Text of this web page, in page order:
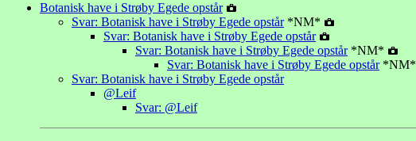
Botanisk have i Strøby Egede opstår
Svar: Botanisk have i Strøby Egede opstår*NM*
Svar: Botanisk have i Strøby Egede opstår
Svar: Botanisk have i Strøby Egede opstår*NM*
Svar: Botanisk have i Strøby Egede opstår*NM*
Svar: Botanisk have i Strøby Egede opstår
@Leif
Svar: @Leif